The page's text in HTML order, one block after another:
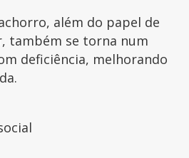
além do papel de
também se torna num
deficiência, melhorando